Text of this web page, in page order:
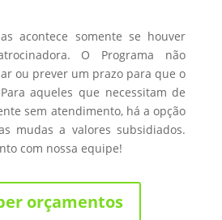
acontece somente se houver
O Programa não
ou prever um prazo para que o
aqueles que necessitam de
sem atendimento, há a opção
mudas a valores subsidiados.
com nossa equipe!
orçamentos